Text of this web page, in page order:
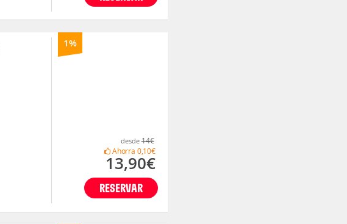
1%
RESERVAR
desde 14€
Ahorra 0,10€
13,90€